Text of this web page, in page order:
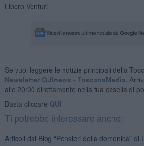
Libero Venturi
Se vuoi leggere le notizie principali della
Newsletter QUInews - ToscanaMedia.
alle 20:00 direttamente nella tua casella di
Basta cliccare QUI
Ti potrebbe interessare anche:
Articoli dal Blog “Pensieri della domenica” di